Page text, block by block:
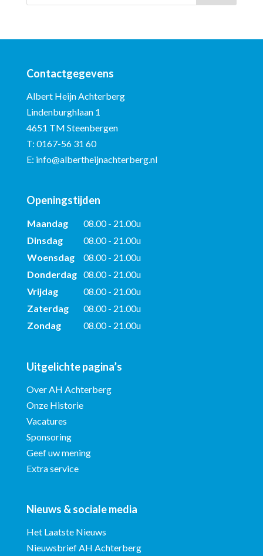
Contactgegevens
Albert Heijn Achterberg
Lindenburghlaan 1
4651 TM Steenbergen
T: 0167-56 31 60
E: info@albertheijnachterberg.nl
Openingstijden
Maandag
08.00 - 21.00u
Dinsdag
08.00 - 21.00u
Woensdag
08.00 - 21.00u
Donderdag 08.00 - 21.00u
Vrijdag
08.00 - 21.00u
Zaterdag
08.00 - 21.00u
Zondag
08.00 - 21.00u
Uitgelichte pagina’s
Over AH Achterberg
Onze Historie
Vacatures
Sponsoring
Geef uw mening
Extra service
Nieuws & sociale media
Het Laatste Nieuws
Nieuwsbrief AH Achterberg